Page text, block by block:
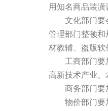
用知名商品装
文化部门要会
管理部门整顿
材教辅、盗版
工商部门要加
高新技术产业
商务部门要加
物价部门要加